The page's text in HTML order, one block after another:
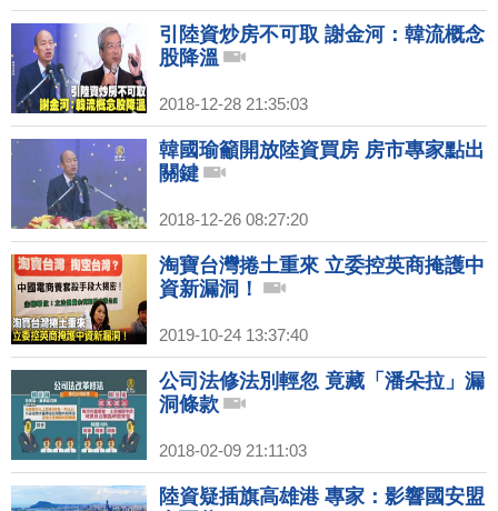
引陸資炒房不可取 謝金河：韓流概念
股降溫
2018-12-28 21:35:03
韓國瑜籲開放陸資買房 房市專家點出
關鍵
2018-12-26 08:27:20
淘寶台灣捲土重來 立委控英商掩護中
資新漏洞！
2019-10-24 13:37:40
公司法修法別輕忽 竟藏「潘朵拉」漏
洞條款
2018-02-09 21:11:03
陸資疑插旗高雄港 專家：影響國安盟